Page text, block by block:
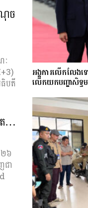
ច
បតី
…
៦​
ជា​
អង្គការលើកលែង
លើកយកបញ្ហាសិទ្